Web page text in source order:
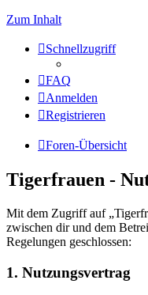
Zum Inhalt
Schnellzugriff
FAQ
Anmelden
Registrieren
Foren-Übersicht
Tigerfrauen -
Mit dem Zugriff auf
zwischen dir und dem
Regelungen geschlossen:
1. Nutzungsvertrag